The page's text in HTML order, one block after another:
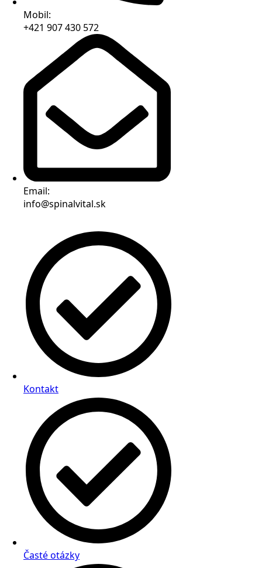
Mobil:
+421 907 430 572
Email:
info@spinalvital.sk
Kontakt
Časté otázky